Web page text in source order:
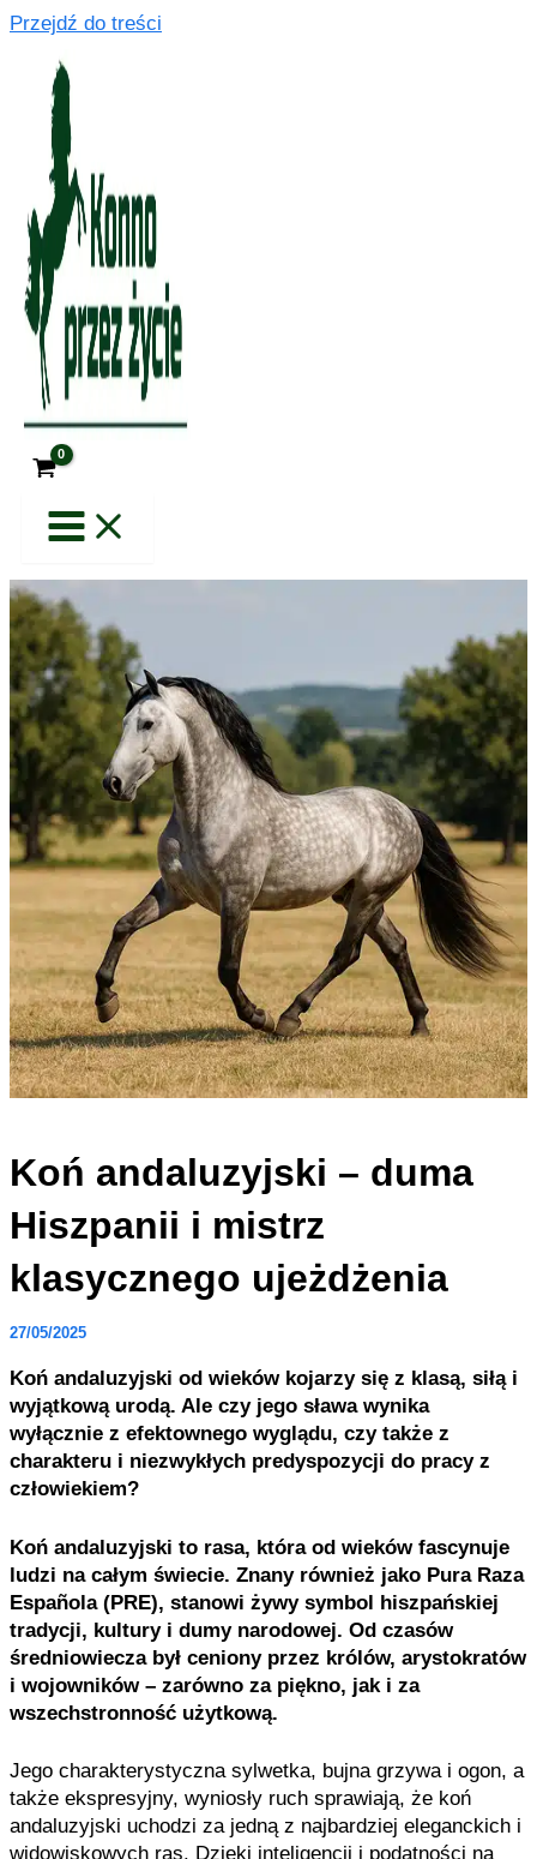
Przejdź do treści
Koń andaluzyjski – duma
Hiszpanii i mistrz
klasycznego ujeżdżenia
27/05/2025
Koń andaluzyjski od wieków kojarzy się z klasą, siłą i
wyjątkową urodą. Ale czy jego sława wynika
wyłącznie z efektownego wyglądu, czy także z
charakteru i niezwykłych predyspozycji do pracy z
człowiekiem?
Koń andaluzyjski to rasa, która od wieków fascynuje
ludzi na całym świecie. Znany również jako Pura Raza
Española (PRE), stanowi żywy symbol hiszpańskiej
tradycji, kultury i dumy narodowej. Od czasów
średniowiecza był ceniony przez królów, arystokratów
i wojowników – zarówno za piękno, jak i za
wszechstronność użytkową.
Jego charakterystyczna sylwetka, bujna grzywa i ogon, a
także ekspresyjny, wyniosły ruch sprawiają, że koń
andaluzyjski uchodzi za jedną z najbardziej eleganckich i
widowiskowych ras. Dzięki inteligencji i podatności na